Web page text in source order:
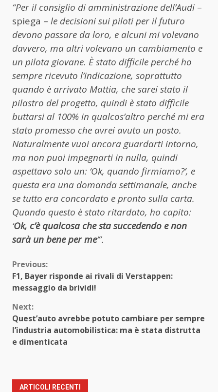
“Per il consiglio di amministrazione dell’Audi –
spiega – le decisioni sui piloti per il futuro
devono passare da loro, e alcuni mi volevano
davvero, ma altri volevano un cambiamento e
un pilota giovane. È stato difficile perché ho
sempre ricevuto l’indicazione, soprattutto
quando è arrivato Mattia, che sarei stato il
pilastro del progetto, quindi è stato difficile
buttarsi al 100% in qualcos’altro perché mi era
stato promesso che avrei avuto un posto.
Naturalmente vuoi ancora guardarti intorno,
ma non puoi impegnarti in nulla, quindi
aspettavo solo un: ‘Ok, quando firmiamo?’, e
questa era una domanda settimanale, anche
se tutto era concordato e pronto sulla carta.
Quando questo è stato ritardato, ho capito:
‘Ok, c’è qualcosa che sta succedendo e non
sarà un bene perme‘”.
Continue
Reading
Previous:
F1, Bayer risponde ai rivali di Verstappen:
messaggio da brividi!
Next:
Quest’auto avrebbe potuto cambiare per sempre
l’industria automobilistica: ma è stata distrutta
e dimenticata
ARTICOLI RECENTI